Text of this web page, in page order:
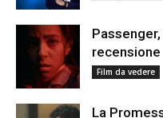
recensione
Film da vedere
La